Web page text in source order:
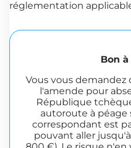
réglementation
Bon
Vous vous
l'amende pour
République
autoroute à péage
correspondant est
pouvant aller